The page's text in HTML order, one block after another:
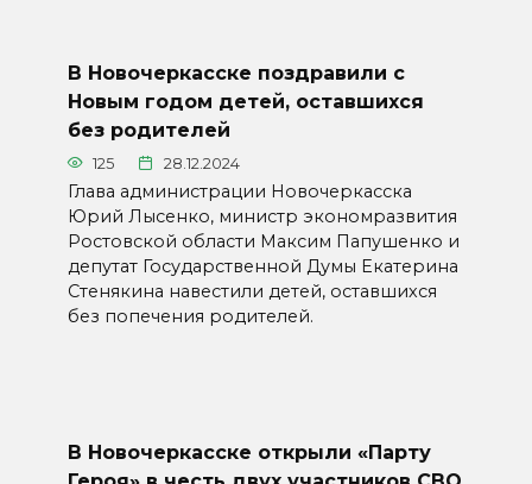
В Новочеркасске поздравили с
Новым годом детей, оставшихся
без родителей
125 28.12.2024
Глава администрации Новочеркасска
Юрий Лысенко, министр экономразвития
Ростовской области Максим Папушенко и
депутат Государственной Думы Екатерина
Стенякина навестили детей, оставшихся
без попечения родителей.
В Новочеркасске открыли «Парту